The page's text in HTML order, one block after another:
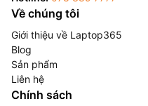
Về chúng tôi
Giới thiệu về Laptop365
Blog
Sản phẩm
Liên hệ
Chính sách